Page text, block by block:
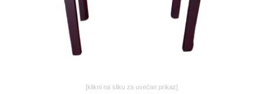
[klikni na sliku za uvećan prikaz]